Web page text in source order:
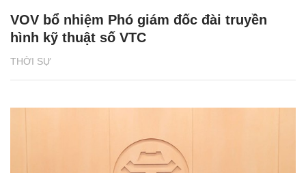
THỜI SỰ
VOV bổ nhiệm Phó giám đốc đài truyền
hình kỹ thuật số VTC